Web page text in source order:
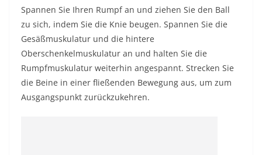
Spannen Sie Ihren Rumpf an und ziehen Sie den Ball
zu sich, indem Sie die Knie beugen. Spannen Sie die
Gesäßmuskulatur und die hintere
Oberschenkelmuskulatur an und halten Sie die
Rumpfmuskulatur weiterhin angespannt. Strecken Sie
die Beine in einer fließenden Bewegung aus, um zum
Ausgangspunkt zurückzukehren.